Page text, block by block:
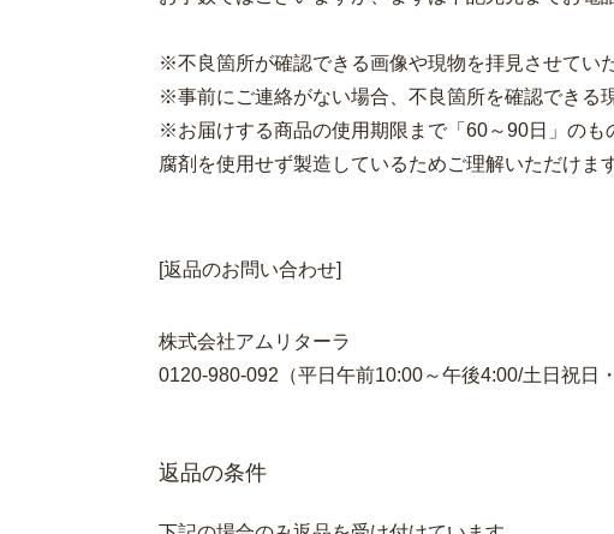
※不良箇所が確認できる画像や現物を拝見させてい
※事前にご連絡がない場合、不良箇所を確認できる
※お届けする商品の使用期限まで「60～90日」の
腐剤を使用せず製造しているためご理解いただけま
[返品のお問い合わせ]
株式会社アムリターラ
0120-980-092（平日午前10:00～午後4:00/土日祝日
返品の条件